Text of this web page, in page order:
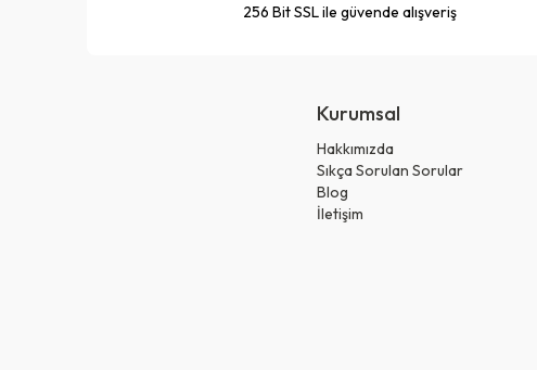
256 Bit SSL ile güvende alışveriş
Kurumsal
Hakkımızda
Sıkça Sorulan Sorular
Blog
İletişim